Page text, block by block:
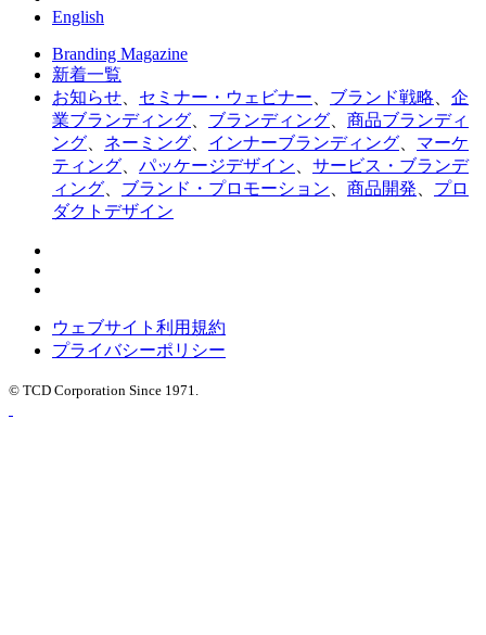
English
Branding Magazine
新着一覧
お知らせ
セミナー・ウェビナー ブランド戦略
企
業ブランディング
ブランディング
商品ブランディ
ング
ネーミング インナーブランディング
マーケ
ティング
パッケージデザイン
サービス・ブランデ
ィング
ブランド・プロモーション 商品開発
プロ
ダクトデザイン
ウェブサイト利用規約
プライバシーポリシー
© TCD Corporation Since 1971.